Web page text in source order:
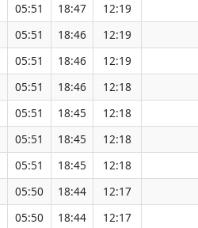
05:51 18:47 12:19
05:51 18:46 12:19
05:51 18:46 12:19
05:51 18:46 12:18
05:51 18:45 12:18
05:51 18:45 12:18
05:51 18:45 12:18
05:50 18:44 12:17
05:50 18:44 12:17